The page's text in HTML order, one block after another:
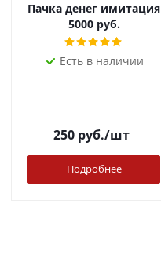
Пачка денег имитация
5000 руб.
Есть в наличии
250руб./шт
Подробнее